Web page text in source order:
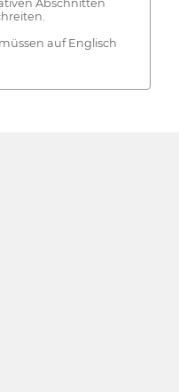
Abschnitten
auf Englisch